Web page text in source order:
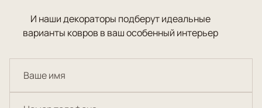
И наши декораторы подберут идеальные
варианты ковров в ваш особенный интерьер